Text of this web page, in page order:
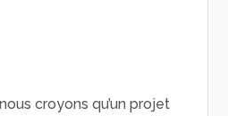
croyons qu’un projet